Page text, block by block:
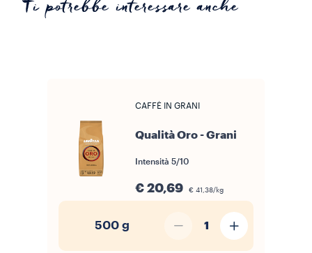
Ti potrebbe interessare anche
CAFFÈ IN GRANI
Qualità Oro - Grani
Intensità 5/10
€ 20,69 € 41,38/kg
500 g 1